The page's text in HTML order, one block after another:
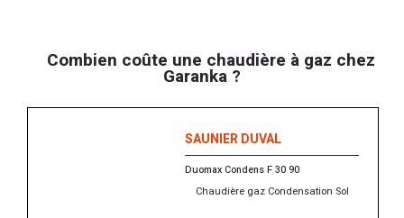
Combien coûte une chaudière à gaz chez
Garanka ?
SAUNIER DUVAL
Duomax Condens F 30 90
Chaudière gaz Condensation Sol